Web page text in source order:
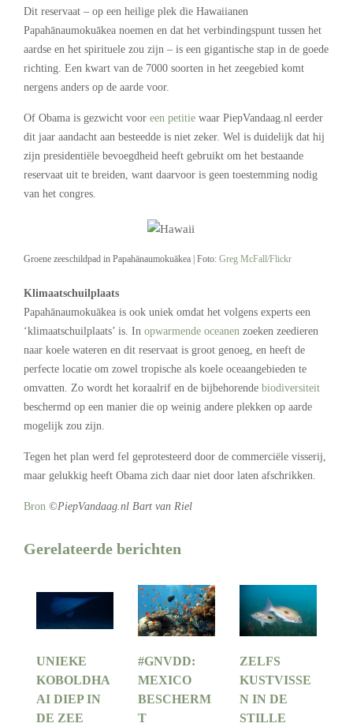
Dit reservaat – op een heilige plek die Hawaiianen
Papahānaumokuākea noemen en dat het verbindingspunt tussen het
aardse en het spirituele zou zijn – is een gigantische stap in de goede
richting. Een kwart van de 7000 soorten in het zeegebied komt
nergens anders op de aarde voor.
Of Obama is gezwicht voor een petitie waar PiepVandaag.nl eerder
dit jaar aandacht aan besteedde is niet zeker. Wel is duidelijk dat hij
zijn presidentiële bevoegdheid heeft gebruikt om het bestaande
reservaat uit te breiden, want daarvoor is geen toestemming nodig
van het congres.
Groene zeeschildpad in Papahānaumokuākea | Foto: Greg McFall/Flickr
Klimaatschuilplaats
Papahānaumokuākea is ook uniek omdat het volgens experts een
‘klimaatschuilplaats’ is. In opwarmende oceanen zoeken zeedieren
naar koele wateren en dit reservaat is groot genoeg, en heeft de
perfecte locatie om zowel tropische als koele oceaangebieden te
omvatten. Zo wordt het koraalrif en de bijbehorende biodiversiteit
beschermd op een manier die op weinig andere plekken op aarde
mogelijk zou zijn.
Tegen het plan werd fel geprotesteerd door de commerciële visserij,
maar gelukkig heeft Obama zich daar niet door laten afschrikken.
Bron ©PiepVandaag.nl Bart van Riel
Gerelateerde berichten
UNIEKE
KOBOLDHA
AI DIEP IN
DE ZEE
#GNVDD:
MEXICO
BESCHERM
T
ZELFS
KUSTVISSE
N IN DE
STILLE